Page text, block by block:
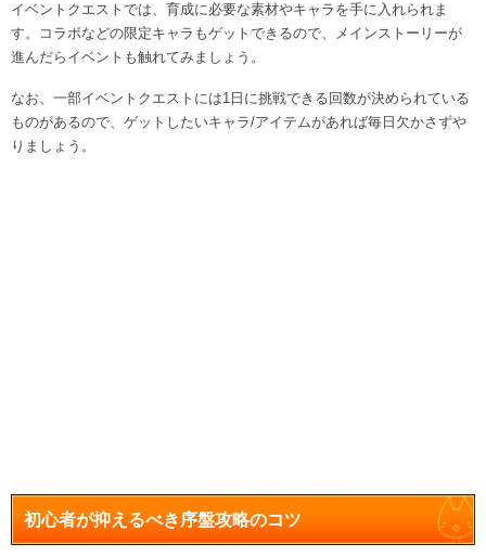
イベントクエストでは、育成に必要な素材やキャラを手に入れられま
す。コラボなどの限定キャラもゲットできるので、メインストーリーが
進んだらイベントも触れてみましょう。
なお、一部イベントクエストには1日に挑戦できる回数が決められている
ものがあるので、ゲットしたいキャラ/アイテムがあれば毎日欠かさずや
りましょう。
初心者が抑えるべき序盤攻略のコツ